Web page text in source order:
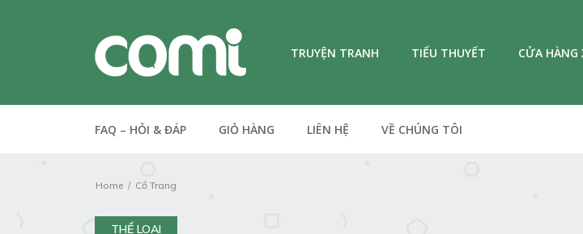
TRUYỆN TRANH TIỂU THUYẾT CỬA HÀNG
FAQ – HỎI & ĐÁP GIỎ HÀNG LIÊN HỆ VỀ CHÚNG TÔI
Home Cổ Trang
THỂ LOẠI